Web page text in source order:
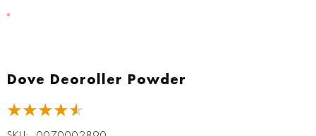
Dove Deoroller Powder
★★★★★
Anfang
Bildgalerie